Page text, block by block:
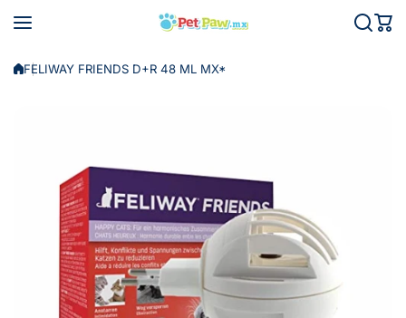
FELIWAY FRIENDS D+R 48 ML MX*